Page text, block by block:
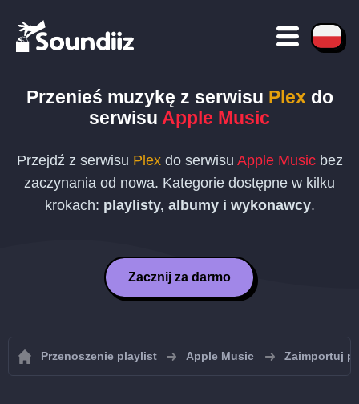
Przenieś muzykę z serwisu Plex do
serwisu Apple Music
Przejdź z serwisu Plexdo serwisu Apple Musicbez
zaczynania od nowa. Kategorie dostępne w kilku
krokach: playlisty, albumy i wykonawcy.
Zacznij za darmo
Przenoszenie playlist Apple Music Zaimportuj